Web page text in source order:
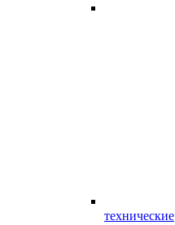
технические